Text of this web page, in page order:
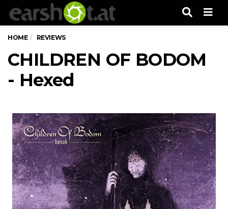
HOME REVIEWS
CHILDREN OF BODOM
- Hexed